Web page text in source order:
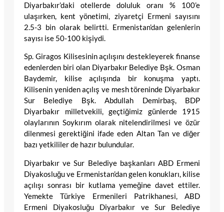
Diyarbakır’daki otellerde doluluk oranı % 100’e
ulaşırken, kent yönetimi, ziyaretçi Ermeni sayısını
2.5-3 bin olarak belirtti. Ermenistan’dan gelenlerin
sayısı ise 50-100 kişiydi.
Sp. Giragos Kilisesinin açılışını destekleyerek finanse
edenlerden biri olan Diyarbakır Belediye Bşk. Osman
Baydemir, kilise açılışında bir konuşma yaptı.
Kilisenin yeniden açılış ve mesh töreninde Diyarbakır
Sur Belediye Bşk. Abdullah Demirbaş, BDP
Diyarbakır milletvekili, geçtiğimiz günlerde 1915
olaylarının Soykırım olarak nitelendirilmesi ve özür
dilenmesi gerektiğini ifade eden Altan Tan ve diğer
bazı yetkililer de hazır bulundular.
Diyarbakır ve Sur Belediye başkanları ABD Ermeni
Diyakosluğu ve Ermenistan’dan gelen konukları, kilise
açılışı sonrası bir kutlama yemeğine davet ettiler.
Yemekte Türkiye Ermenileri Patrikhanesi, ABD
Ermeni Diyakosluğu Diyarbakır ve Sur Belediye